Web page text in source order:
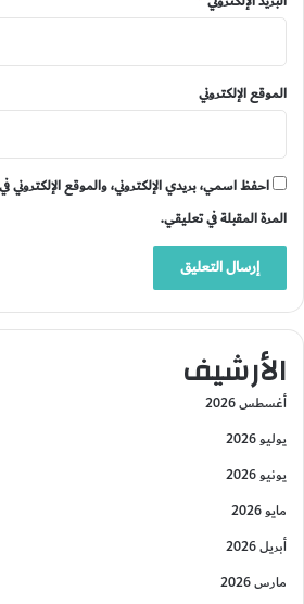
الموقع الإلكتروني
احفظ اسمي، بريدي الإلكتروني، والموقع
المرة المقبلة في تعليقي.
الأرشيف
أغسطس 2026
يوليو 2026
يونيو 2026
مايو 2026
أبريل 2026
مارس 2026